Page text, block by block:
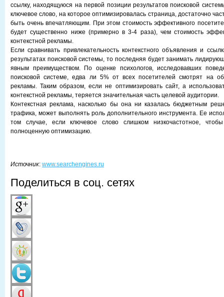
ссылку, находящуюся на первой позиции результатов поисковой
ключевое слово, на которое оптимизировалась страница, достаточно
быть очень впечатляющим. При этом стоимость эффективного
будет существенно ниже (примерно в 3-4 раза), чем стоимость
контекстной рекламы.
Если сравнивать привлекательность контекстного объявления и
результатах поисковой системы, то последняя будет занимать
явным преимуществом. По оценке психологов, исследовавших
поисковой системе, едва ли 5% от всех посетителей смотрят на
рекламы. Таким образом, если не оптимизировать сайт, а
контекстной рекламы, теряется значительная часть целевой аудитории.
Контекстная реклама, насколько бы она ни казалась бюджетным
трафика, может выполнять роль дополнительного инструмента. Ее
том случае, если ключевое слово слишком низкочастотное,
полноценную оптимизацию.
Источник: www.searchengines.ru
Поделиться в соц. сетях